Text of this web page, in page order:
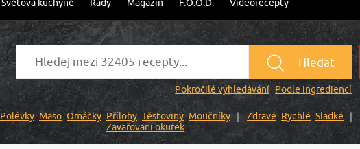
Světová kuchyně Rady Magazín F.O.O.D. Videorecepty
Hledat
Pokročilé vyhledávání Podle ingrediencí
Polévky Maso Omáčky Přílohy Těstoviny Moučníky Zdravé Rychlé Sladké
Zavařování okurek